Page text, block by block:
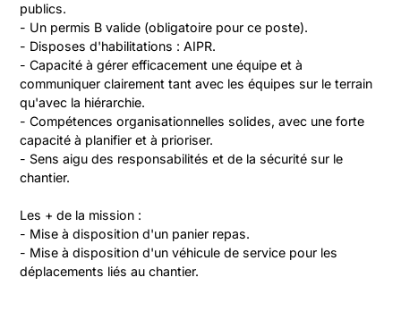
publics.
- Un permis B valide (obligatoire pour ce poste).
- Disposes d'habilitations : AIPR.
- Capacité à gérer efficacement une équipe et à
communiquer clairement tant avec les équipes sur le terrain
qu'avec la hiérarchie.
- Compétences organisationnelles solides, avec une forte
capacité à planifier et à prioriser.
- Sens aigu des responsabilités et de la sécurité sur le
chantier.
Les + de la mission :
- Mise à disposition d'un panier repas.
- Mise à disposition d'un véhicule de service pour les
déplacements liés au chantier.